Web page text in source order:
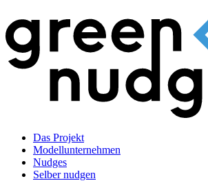
Das Projekt
Modellunternehmen
Nudges
Selber nudgen